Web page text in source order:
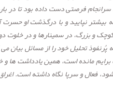
سرانجام فرصتی دست داده بود تا در
نپایید و با درگذشت او حسرت
و بزرگ‌، در سمینارها و در خلوت
پُرنفوذ تحلیل خود را از مسائل
برایم مانده است، همین یادداشت ها
فعال و سرپا نگاه داشته است.